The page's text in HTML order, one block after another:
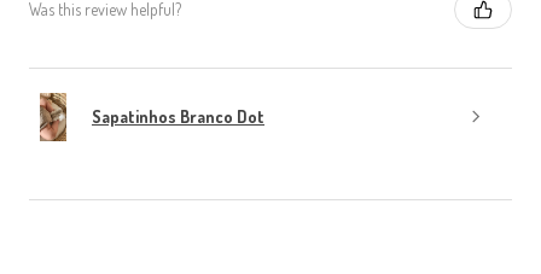
Was this review helpful?
Sapatinhos Branco Dot